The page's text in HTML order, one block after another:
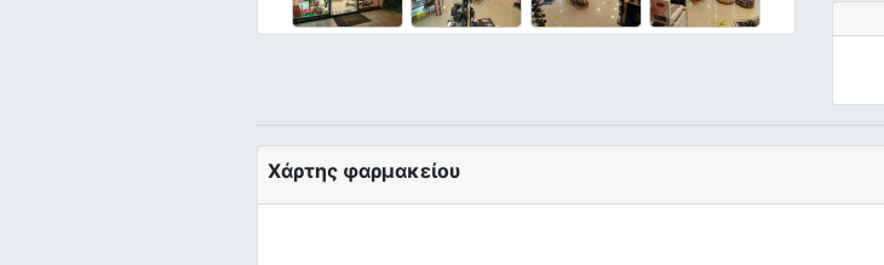
Χάρτης φαρμακείου